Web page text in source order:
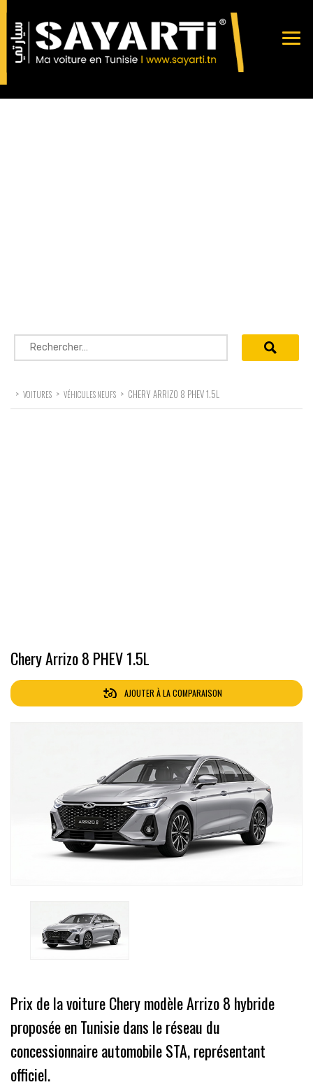
Rechercher :
> VOITURES > VÉHICULES NEUFS > CHERY ARRIZO 8 PHEV 1.5L
Chery Arrizo 8 PHEV 1.5L
AJOUTER À LA COMPARAISON
Prix de la voiture Chery modèle Arrizo 8 hybride
proposée en Tunisie dans le réseau du
concessionnaire automobile STA, représentant
officiel.